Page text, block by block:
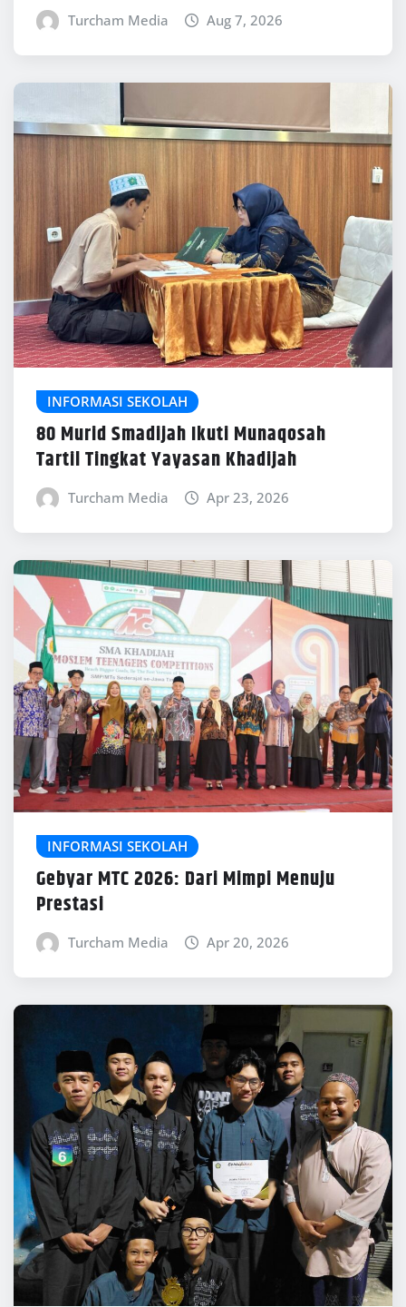
Turcham Media Aug 7, 2026
INFORMASI SEKOLAH
80 Murid Smadijah Ikuti Munaqosah
Tartil Tingkat Yayasan Khadijah
Turcham Media Apr 23, 2026
INFORMASI SEKOLAH
Gebyar MTC 2026: Dari Mimpi Menuju
Prestasi
Turcham Media Apr 20, 2026